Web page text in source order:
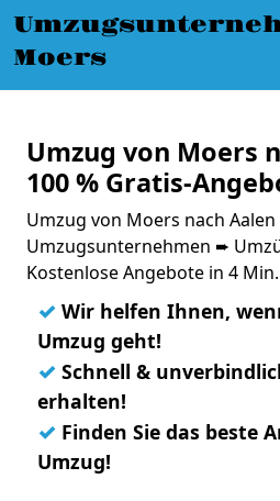
Moers
Umzug von Moers
100 % Gratis-
Umzug von Moers nach Aalen
Umzugsunternehmen ➨
Kostenlose Angebote in 4 Min.
✓ Wir helfen Ihnen,
Umzug geht!
✓ Schnell &
erhalten!
✓ Finden Sie das beste
Umzug!